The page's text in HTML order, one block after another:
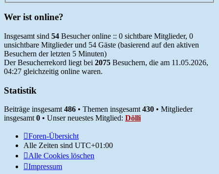
Wer ist online?
Insgesamt sind 54 Besucher online :: 0 sichtbare Mitglieder, 0
unsichtbare Mitglieder und 54 Gäste (basierend auf den aktiven
Besuchern der letzten 5 Minuten)
Der Besucherrekord liegt bei 2075 Besuchern, die am 11.05.2026,
04:27 gleichzeitig online waren.
Statistik
Beiträge insgesamt 486 • Themen insgesamt 430 • Mitglieder
insgesamt 0 • Unser neuestes Mitglied: Dölli
Foren-Übersicht
Alle Zeiten sind UTC+01:00
Alle Cookies löschen
Impressum